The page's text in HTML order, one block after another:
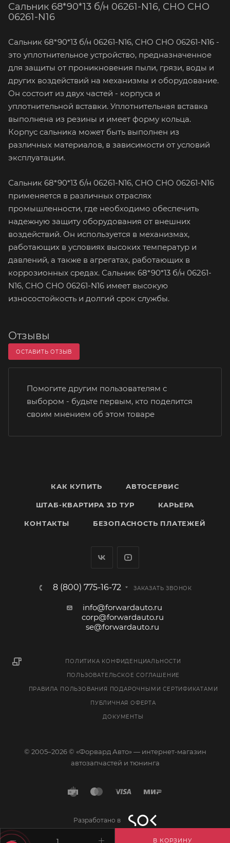
В КОРЗИНУ
Сальник 68*90*13 б/н 06261-N16, CHO CHO
06261-N16
Сальник 68*90*13 б/н 06261-N16, CHO CHO 06261-N16 -
это уплотнительное устройство, предназначенное
для защиты от проникновения пыли, грязи, воды и
других воздействий на механизмы и оборудование.
Он состоит из двух частей - корпуса и
уплотнительной вставки. Уплотнительная вставка
выполнена из резины и имеет форму кольца.
Корпус сальника может быть выполнен из
различных материалов, в зависимости от условий
эксплуатации.
Сальник 68*90*13 б/н 06261-N16, CHO CHO 06261-N16
применяется в различных отраслях
промышленности, где необходимо обеспечить
надежную защиту оборудования от внешних
воздействий. Он используется в механизмах,
работающих в условиях высоких температур и
давлений, а также в агрегатах, работающих в
коррозионных средах. Сальник 68*90*13 б/н 06261-
N16, CHO CHO 06261-N16 имеет высокую
износостойкость и долгий срок службы.
Отзывы
ОСТАВИТЬ ОТЗЫВ
Помогите другим пользователям с
выбором - будьте первым, кто поделится
своим мнением об этом товаре
КАК КУПИТЬ АВТОСЕРВИС
ШТАБ-КВАРТИРА 3D ТУР КАРЬЕРА
КОНТАКТЫ БЕЗОПАСНОСТЬ ПЛАТЕЖЕЙ
8 (800) 775-16-72 ЗАКАЗАТЬ ЗВОНОК
info@forwardauto.ru
corp@forwardauto.ru
se@forwardauto.ru
ПОЛИТИКА КОНФИДЕНЦИАЛЬНОСТИ
ПОЛЬЗОВАТЕЛЬСКОЕ СОГЛАШЕНИЕ
ПРАВИЛА ПОЛЬЗОВАНИЯ ПОДАРОЧНЫМИ СЕРТИФИКАТАМИ
ПУБЛИЧНАЯ ОФЕРТА
ДОКУМЕНТЫ
© 2005–2026 © «Форвард Авто» — интернет-магазин
автозапчастей и тюнинга
Разработано в